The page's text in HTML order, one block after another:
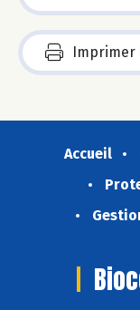
Imprimer
Accueil